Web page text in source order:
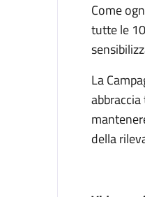
Come
tutte le
La
della